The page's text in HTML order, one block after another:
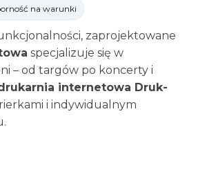
na warunki
zaprojektowane
specjalizuje się w
– od targów po koncerty i
internetowa Druk-
i indywidualnym
24.com.pl
zamówienia.
Wprowadź swój adres e-